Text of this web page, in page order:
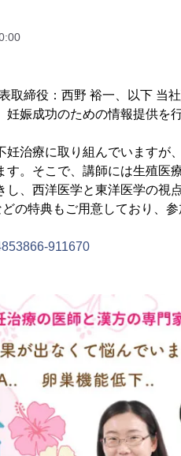
取締役：西野 裕一、以下 当
娠成功のための情報提供を
治療に取り組んでいますが
。そこで、講師には生殖医
、西洋医学と東洋医学の視
の特典もご用意しており、参
911670